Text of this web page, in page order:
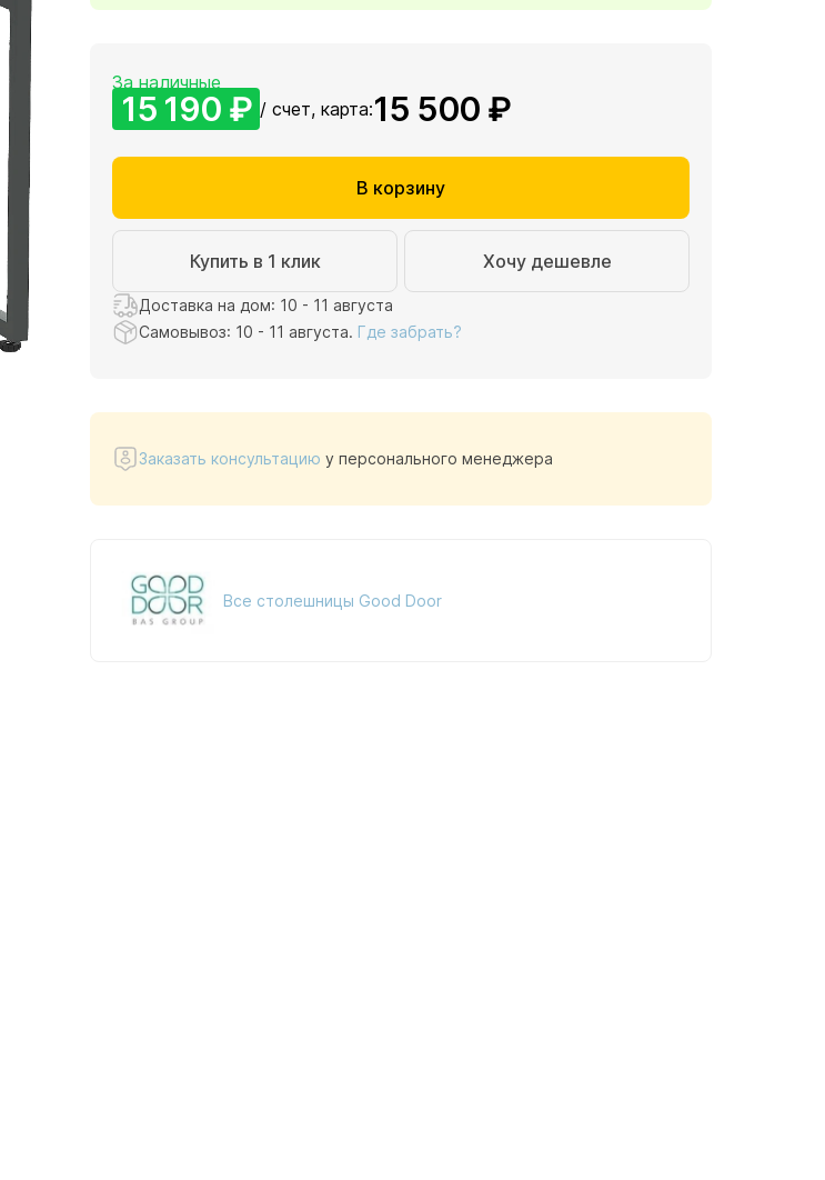
За наличные
15 190 ₽ / счет, карта:15 500 ₽
В корзину
Купить в 1 клик Хочу дешевле
Доставка на дом: 10 - 11 августа
Самовывоз: 10 - 11 августа. Где забрать?
Заказать консультацию у персонального менеджера
Все столешницы Good Door